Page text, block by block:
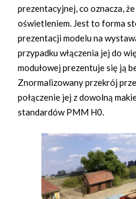
prezentacyjnej, co oznacza,
oświetleniem. Jest to forma
prezentacji modelu na
przypadku włączenia jej do
modułowej prezentuje się ją
Znormalizowany przekrój
połączenie jej z dowolną
standardów PMM H0.